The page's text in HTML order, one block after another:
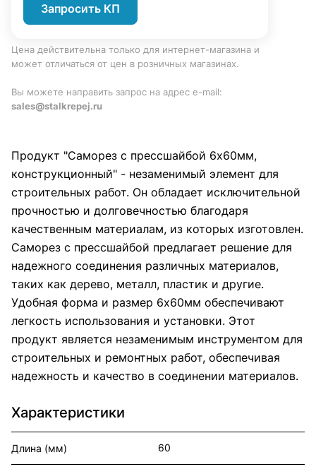
Запросить КП
Цена действительна только для интернет-магазина и
может отличаться от цен в розничных магазинах.
Вы можете направить запрос на адрес e-mail:
sales@stalkrepej.ru
Продукт "Саморез с прессшайбой 6х60мм,
конструкционный" - незаменимый элемент для
строительных работ. Он обладает исключительной
прочностью и долговечностью благодаря
качественным материалам, из которых изготовлен.
Саморез с прессшайбой предлагает решение для
надежного соединения различных материалов,
таких как дерево, металл, пластик и другие.
Удобная форма и размер 6х60мм обеспечивают
легкость использования и установки. Этот
продукт является незаменимым инструментом для
строительных и ремонтных работ, обеспечивая
надежность и качество в соединении материалов.
Характеристики
Длина (мм) 60